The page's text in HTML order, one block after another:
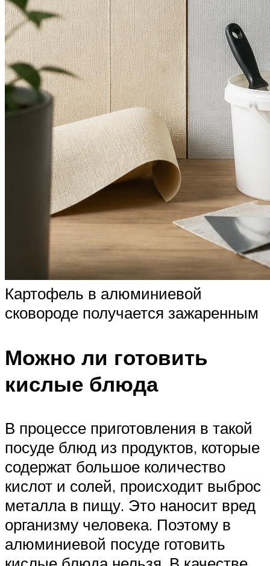
Картофель в алюминиевой
сковороде получается зажаренным
Можно ли готовить
кислые блюда
В процессе приготовления в такой
посуде блюд из продуктов, которые
содержат большое количество
кислот и солей, происходит выброс
металла в пищу. Это наносит вред
организму человека. Поэтому в
алюминиевой посуде готовить